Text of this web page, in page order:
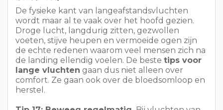
herstel.
Tip 17: Beweeg regelmatig.Bij vluchten van
meer dan 4 uur kan te lang stilzitten bij
sommige mensen het risico op bloedstolsels
vergroten. Het is niet de bedoeling dat je de
hele nacht door de cabine loopt. Het gaat erom
dat je lange periodes van stilzitten doorbreekt.
Probeer dit eenvoudige bewegingsschema
eens: